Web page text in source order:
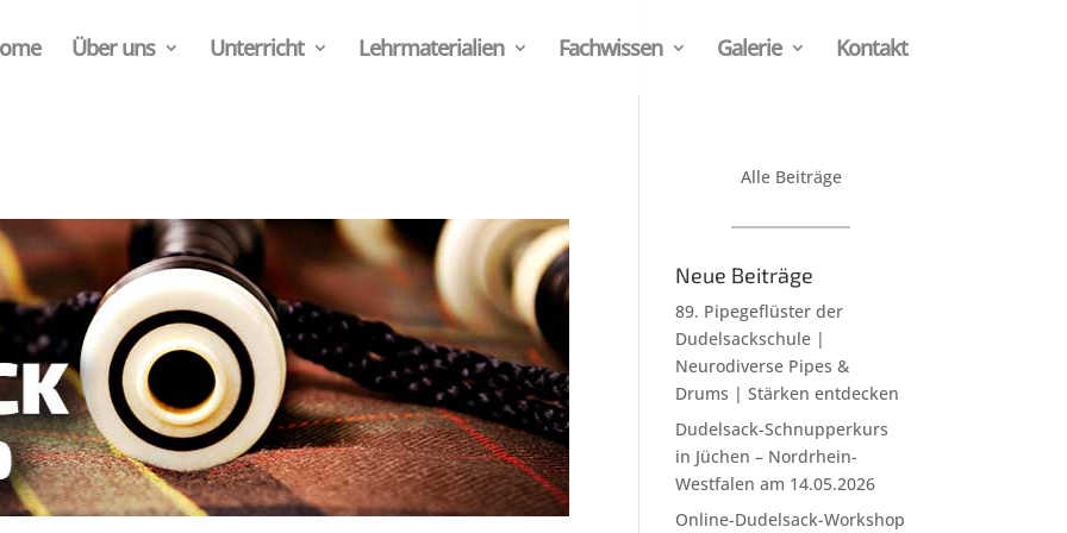
Über uns Unterricht Lehrmaterialien Fachwissen Galerie Kontakt
Alle Beiträge
Neue Beiträge
89. Pipegeflüster der
Dudelsackschule |
Neurodiverse Pipes &
Drums | Stärken entdecken
Dudelsack-Schnupperkurs
in Jüchen – Nordrhein-
Westfalen am 14.05.2026
Online-Dudelsack-Workshop